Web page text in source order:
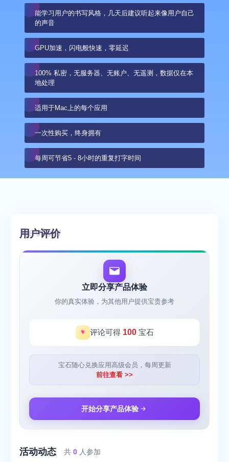
能学习用户的书写风格，几天后建议听起来像用户自己
的声音
GPU加速，闪电般快速，零延迟
100% 私密，无服务器、无账户、无遥测，数据仅在本
地处理
适用于Mac上的每个应用
一次性购买，终身拥有
每周可节省5 - 8小时的重复打字时间
用户评价
立即分享产品体验
你的真实体验，为其他用户提供宝贵参考
评论可得 100宝石
宝石随心兑换应用高级会员，每周更新
前往查看 >>
开始分享产品体验
活动动态 共0 人参加